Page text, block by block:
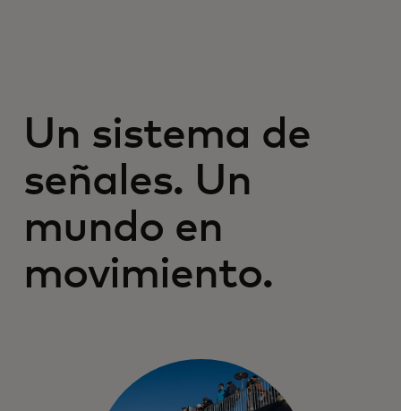
Un sistema de
señales. Un
mundo en
movimiento.